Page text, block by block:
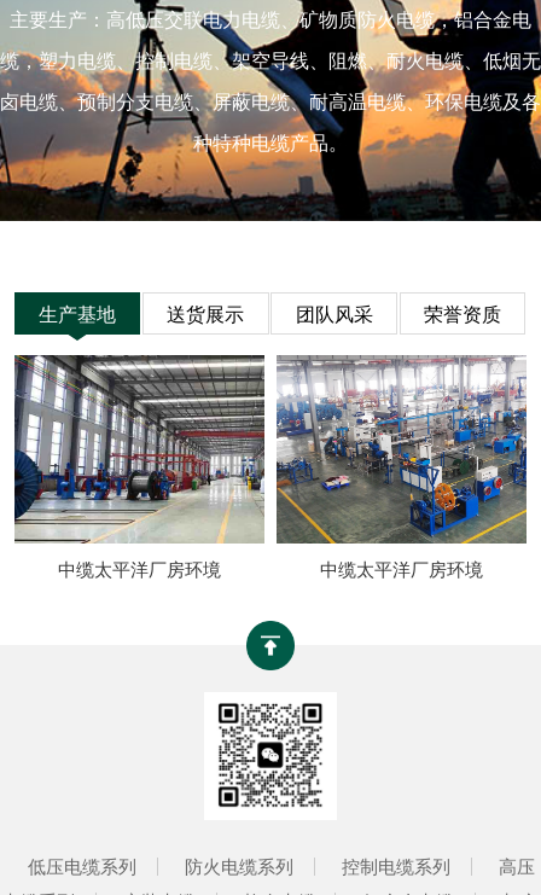
主要生产：高低压交联电力电缆、矿物质防火电缆，铝合金电
缆，塑力电缆、控制电缆、架空导线、阻燃、耐火电缆、低烟无
卤电缆、预制分支电缆、屏蔽电缆、耐高温电缆、环保电缆及各
种特种电缆产品。
生产基地 送货展示 团队风采 荣誉资质
中缆太平洋厂房环境 中缆太平洋厂房环境
低压电缆系列 防火电缆系列 控制电缆系列
高压